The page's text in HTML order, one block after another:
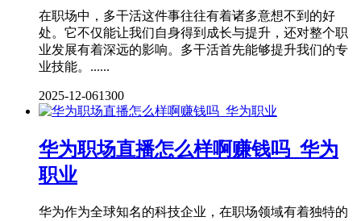
在职场中，多干活这件事往往有着诸多意想不到的好
处。它不仅能让我们自身得到成长与提升，还对整个职
业发展有着深远的影响。多干活首先能够提升我们的专
业技能。......
2025-12-061300
华为职场直播怎么样啊赚钱吗_华为
职业
华为作为全球知名的科技企业，在职场领域有着独特的